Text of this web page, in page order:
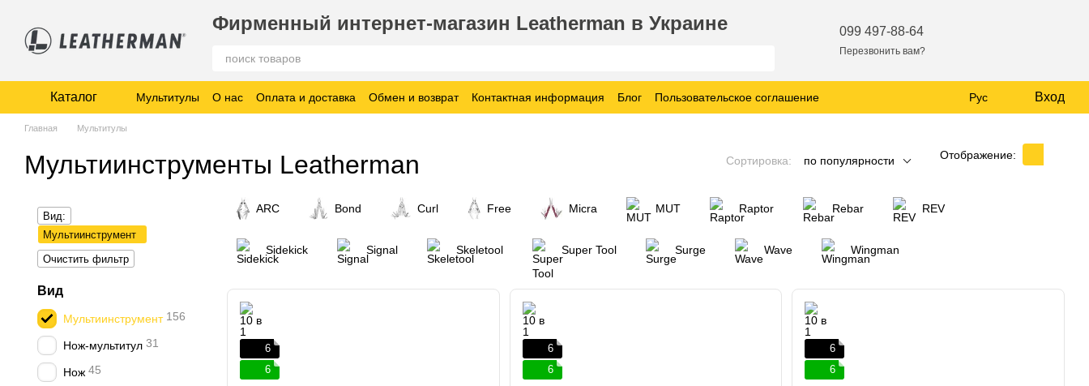
Фирменный интернет-магазин Leatherman в Украине 099 497-88-64
Перезвонить вам?
Каталог Мультитулы О нас Оплата и доставка Обмен и возврат Контактная информация Блог Пользовательское соглашение Рус Вход
Главная Мультитулы
Мультиинструменты Leatherman Сортировка: по популярности Отображение:
ARC Bond Curl Free Micra MUT Raptor Rebar REV
Sidekick Signal Skeletool Super Tool Surge Wave Wingman
6
6
6
6
6
6
Вид:
Мультиинструмент
Очистить фильтр
Вид
Мультиинструмент 156
Нож-мультитул 31
Нож 45